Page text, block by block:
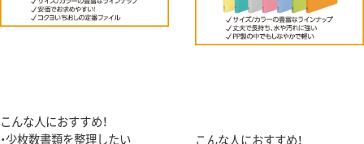
こんな人におすすめ！
・少枚数書類を整理したい
こんな人におすすめ！